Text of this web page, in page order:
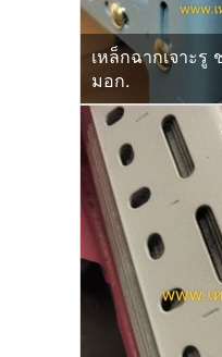
เหล็กฉากเจาะรู
มอก.